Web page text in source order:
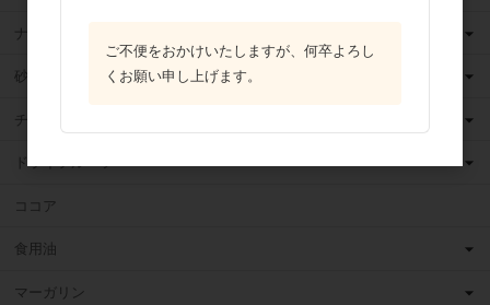
ナッツ
砂糖
チョコレート
ドライフルーツ
ココア
食用油
マーガリン
ご不便をおかけいたしますが、何卒よろし
くお願い申し上げます。